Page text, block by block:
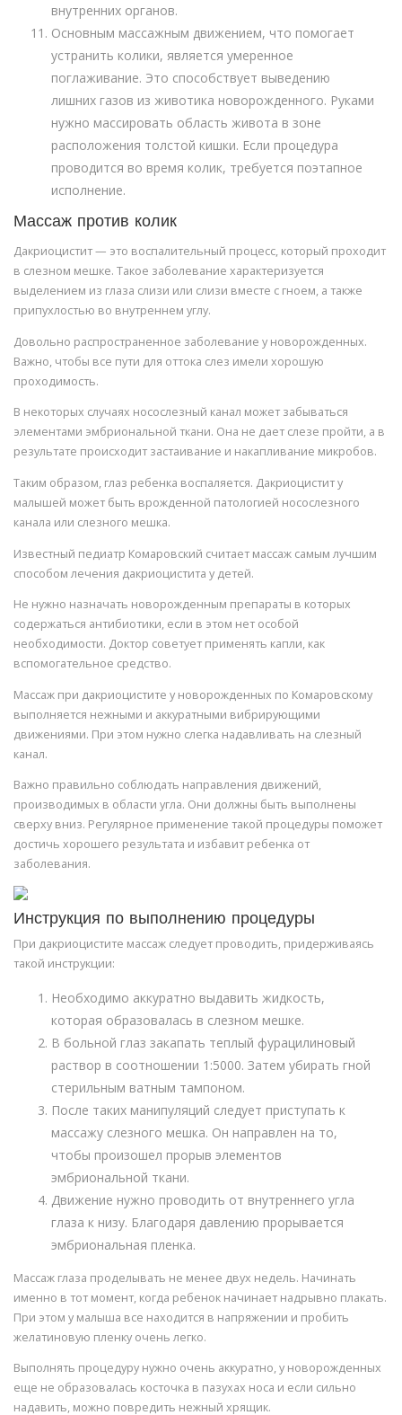
внутренних органов.
Основным массажным движением, что помогает
устранить колики, является умеренное
поглаживание. Это способствует выведению
лишних газов из животика новорожденного. Руками
нужно массировать область живота в зоне
расположения толстой кишки. Если процедура
проводится во время колик, требуется поэтапное
исполнение.
Массаж против колик
Дакриоцистит — это воспалительный процесс, который проходит
в слезном мешке. Такое заболевание характеризуется
выделением из глаза слизи или слизи вместе с гноем, а также
припухлостью во внутреннем углу.
Довольно распространенное заболевание у новорожденных.
Важно, чтобы все пути для оттока слез имели хорошую
проходимость.
В некоторых случаях носослезный канал может забываться
элементами эмбриональной ткани. Она не дает слезе пройти, а в
результате происходит застаивание и накапливание микробов.
Таким образом, глаз ребенка воспаляется. Дакриоцистит у
малышей может быть врожденной патологией носослезного
канала или слезного мешка.
Известный педиатр Комаровский считает массаж самым лучшим
способом лечения дакриоцистита у детей.
Не нужно назначать новорожденным препараты в которых
содержаться антибиотики, если в этом нет особой
необходимости. Доктор советует применять капли, как
вспомогательное средство.
Массаж при дакриоцистите у новорожденных по Комаровскому
выполняется нежными и аккуратными вибрирующими
движениями. При этом нужно слегка надавливать на слезный
канал.
Важно правильно соблюдать направления движений,
производимых в области угла. Они должны быть выполнены
сверху вниз. Регулярное применение такой процедуры поможет
достичь хорошего результата и избавит ребенка от
заболевания.
Инструкция по выполнению процедуры
При дакриоцистите массаж следует проводить, придерживаясь
такой инструкции:
Необходимо аккуратно выдавить жидкость,
которая образовалась в слезном мешке.
В больной глаз закапать теплый фурацилиновый
раствор в соотношении 1:5000. Затем убирать гной
стерильным ватным тампоном.
После таких манипуляций следует приступать к
массажу слезного мешка. Он направлен на то,
чтобы произошел прорыв элементов
эмбриональной ткани.
Движение нужно проводить от внутреннего угла
глаза к низу. Благодаря давлению прорывается
эмбриональная пленка.
Массаж глаза проделывать не менее двух недель. Начинать
именно в тот момент, когда ребенок начинает надрывно плакать.
При этом у малыша все находится в напряжении и пробить
желатиновую пленку очень легко.
Выполнять процедуру нужно очень аккуратно, у новорожденных
еще не образовалась косточка в пазухах носа и если сильно
надавить, можно повредить нежный хрящик.